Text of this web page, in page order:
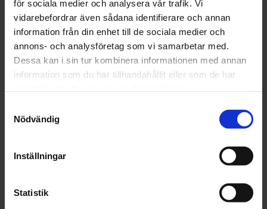
för sociala medier och analysera vår trafik. Vi
vidarebefordrar även sådana identifierare och annan
information från din enhet till de sociala medier och
annons- och analysföretag som vi samarbetar med.
Dessa kan i sin tur kombinera informationen med annan
information som du har tillhandahållit eller som de har
Nödvändig
Inställningar
Statistik
NÅGRA AV VÅRA POPULÄRASTE
VARUMÄRKEN